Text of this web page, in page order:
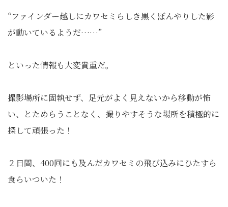
“ファインダー越しにカワセミらしき黒くぼんやりした影
が動いているようだ……”
といった情報も大変貴重だ。
撮影場所に固執せず、足元がよく見えないから移動が怖
い、とためらうことなく、撮りやすそうな場所を積極的に
探して頑張った！
２日間、400回にも及んだカワセミの飛び込みにひたすら
食らいついた！